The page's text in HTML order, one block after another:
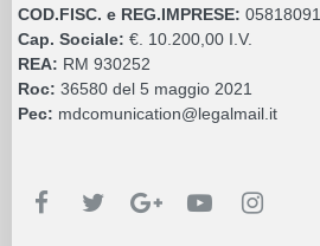
COD.FISC. e REG.IMPRESE:
Cap. Sociale: €. 10.200,00 I.V.
REA: RM 930252
Roc: 36580 del 5 maggio 2021
Pec: mdcomunication@legalmail.it